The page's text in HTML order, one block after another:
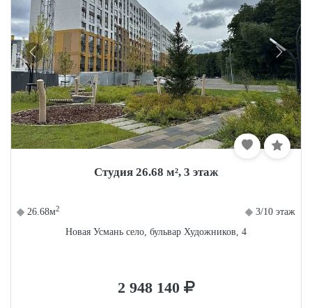
Студия 26.68 м², 3 этаж
26.68м2
3/10 этаж
Новая Усмань село, бульвар Художников, 4
2 948 140